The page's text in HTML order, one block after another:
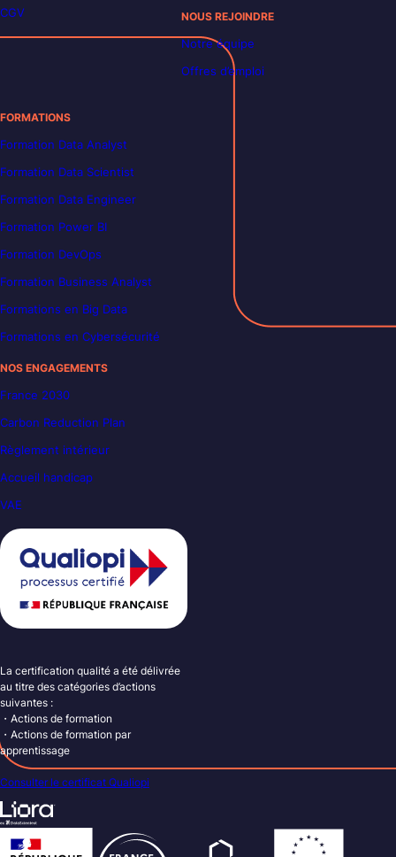
CGV
NOUS REJOINDRE
Notre équipe
Offres d’emploi
FORMATIONS
Formation Data Analyst
Formation Data Scientist
Formation Data Engineer
Formation Power BI
Formation DevOps
Formation Business Analyst
Formations en Big Data
Formations en Cybersécurité
NOS ENGAGEMENTS
France 2030
Carbon Reduction Plan
Règlement intérieur
Accueil handicap
VAE
La certification qualité a été délivrée
au titre des catégories d’actions
suivantes :
・Actions de formation
・Actions de formation par
apprentissage
Consulter le certificat Qualiopi